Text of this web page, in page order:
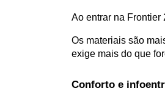
Ao entrar na Frontier
Os materiais são
exige mais do que
Conforto e